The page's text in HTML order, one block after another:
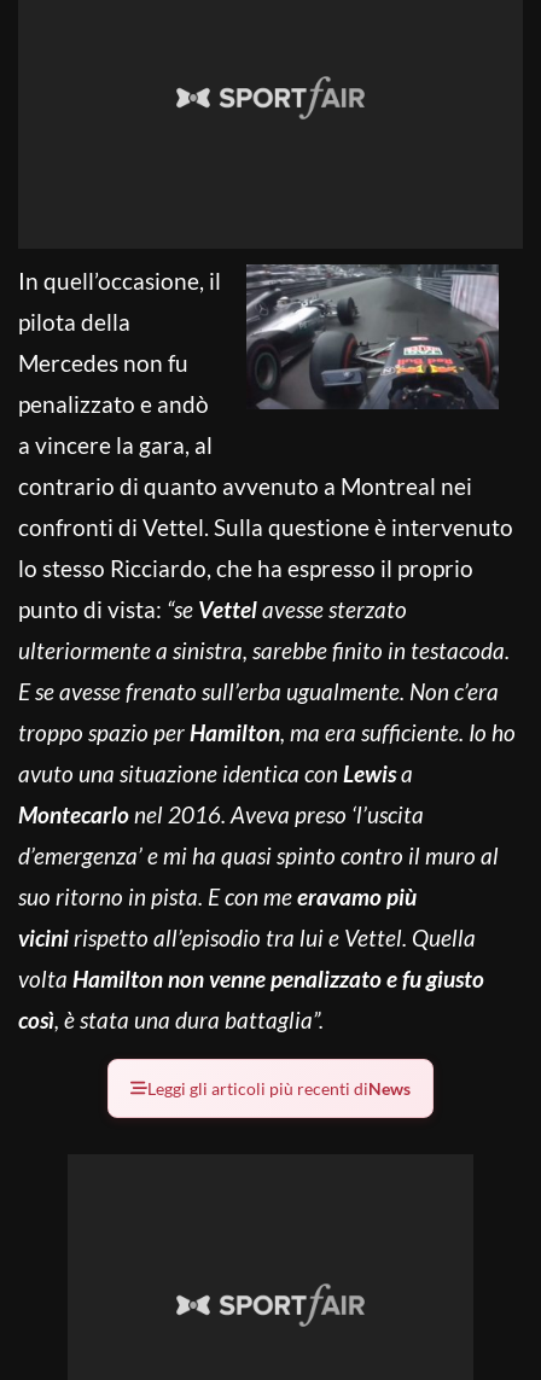
In quell’occasione, il
pilota della
Mercedes non fu
penalizzato e andò
a vincere la gara, al
contrario di quanto avvenuto a Montreal nei
confronti di Vettel. Sulla questione è intervenuto
lo stesso Ricciardo, che ha espresso il proprio
punto di vista: “se Vettelavesse sterzato
ulteriormente a sinistra, sarebbe finito in testacoda.
E se avesse frenato sull’erba ugualmente. Non c’era
troppo spazio perHamilton, ma era sufficiente. Io ho
avuto una situazione identica con Lewisa
Montecarlonel 2016. Aveva preso ‘l’uscita
d’emergenza’ e mi ha quasi spinto contro il muro al
suo ritorno in pista. E con meeravamo più
vicinirispetto all’episodio tra lui e Vettel. Quella
volta Hamilton non venne penalizzato e fu giusto
così, è stata una dura battaglia”.
Leggi gli articoli più recenti diNews